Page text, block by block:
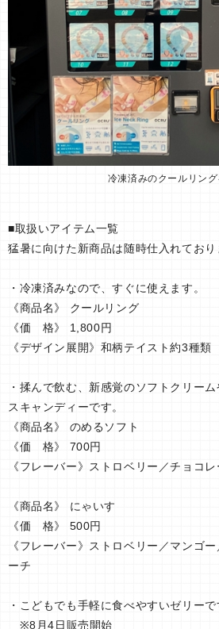
冷凍済みのクールリン
■取扱いアイテム一覧
猛暑に向けた新商品は随時仕入れており
・冷凍済みなので、すぐに使えます。
《商品名》 クールリング
《価 格》 1,800円
《デザイン展開》和柄テイスト約3種類
・揉んで飲む、新感覚のソフトクリー
スキャンディーです。
《商品名》 のめるソフト
《価 格》 700円
《フレーバー》ストロベリー／チョコ
《商品名》 にゃいす
《価 格》 500円
《フレーバー》ストロベリー／マンゴ
ーチ
・こどもでも手軽に食べやすいゼリーで
※8月4日販売開始